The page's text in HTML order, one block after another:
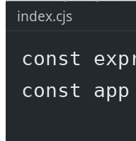
index.cjs
const
const
app